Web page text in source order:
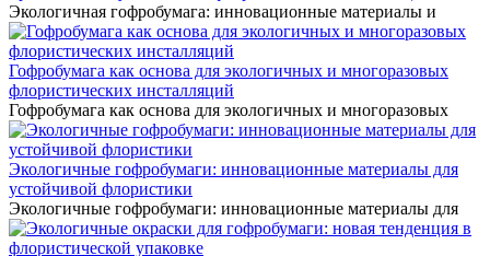
Экологичная гофробумага: инновационные материалы и
Гофробумага как основа для экологичных и многоразовых
флористических инсталляций
Гофробумага как основа для экологичных и многоразовых
Экологичные гофробумаги: инновационные материалы для
устойчивой флористики
Экологичные гофробумаги: инновационные материалы для